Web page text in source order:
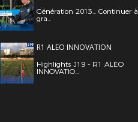
Génération 2013... Continuer à
gra...
R1 ALEO INNOVATION
Highlights J19 - R1 ALEO
INNOVATIO...